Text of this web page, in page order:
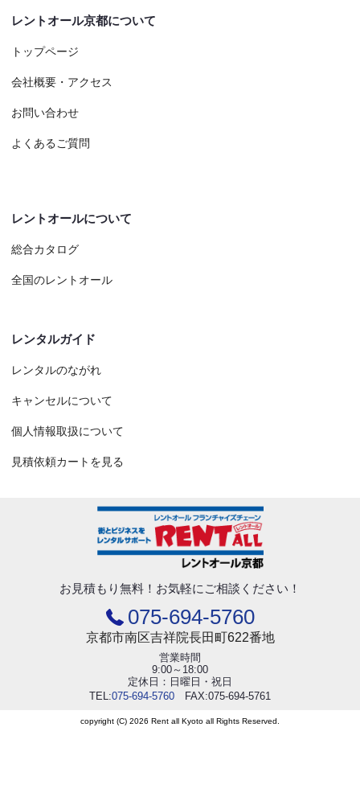
レントオール京都について
トップページ
会社概要・アクセス
お問い合わせ
よくあるご質問
レントオールについて
総合カタログ
全国のレントオール
レンタルガイド
レンタルのながれ
キャンセルについて
個人情報取扱について
見積依頼カートを見る
お見積もり無料！ お気軽にご相談ください！
075-694-5760
京都市南区吉祥院長田町622番地
営業時間
9:00～18:00
定休日：日曜日・祝日
TEL:075-694-5760 FAX:075-694-5761
copyright (C) 2026 Rent all Kyoto all Rights Reserved.